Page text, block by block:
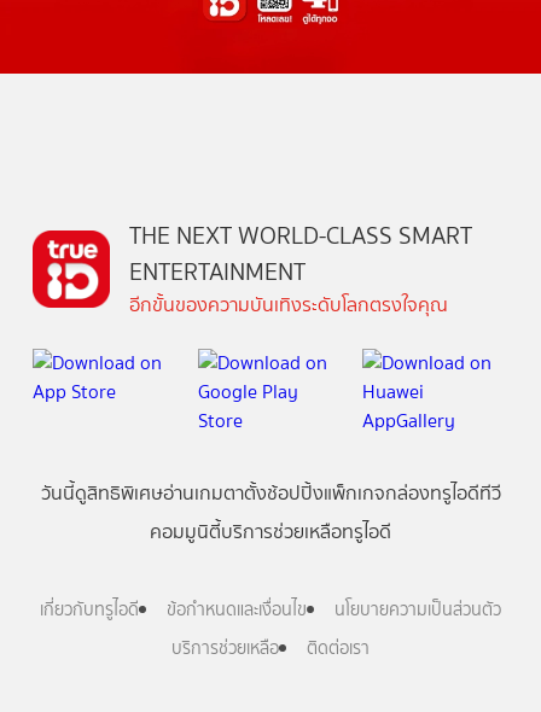
THE NEXT WORLD-CLASS SMART
ENTERTAINMENT
อีกขั้นของความบันเทิงระดับโลกตรงใจคุณ
วันนี้ดูสิทธิพิเศษอ่านเกมตาตั้งช้อปปิ้งแพ็กเกจกล่องทรูไอดีทีวี
คอมมูนิตี้บริการช่วยเหลือทรูไอดี
เกี่ยวกับทรูไอดี ข้อกำหนดและเงื่อนไข
นโยบายความเป็นส่วนตัว
บริการช่วยเหลือ
ติดต่อเรา